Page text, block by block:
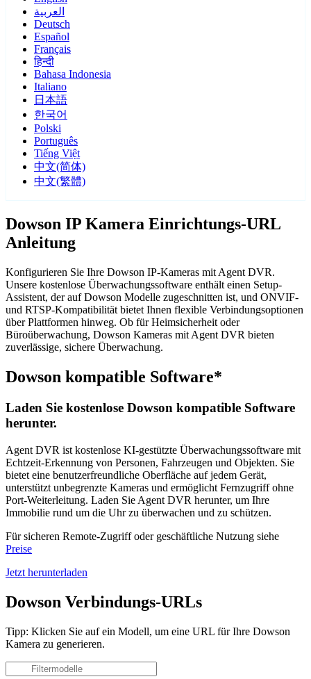
العربية
Deutsch
Español
Français
हिन्दी
Bahasa Indonesia
Italiano
日本語
한국어
Polski
Português
Tiếng Việt
中文(简体)
中文(繁體)
Dowson IP Kamera Einrichtungs-URL
Anleitung
Konfigurieren Sie Ihre Dowson IP-Kameras mit Agent DVR.
Unsere kostenlose Überwachungssoftware enthält einen Setup-
Assistent, der auf Dowson Modelle zugeschnitten ist, und ONVIF-
und RTSP-Kompatibilität bietet Ihnen flexible Verbindungsoptionen
über Plattformen hinweg. Ob für Heimsicherheit oder
Büroüberwachung, Dowson Kameras mit Agent DVR bieten
zuverlässige, sichere Überwachung.
Dowson kompatible Software*
Laden Sie kostenlose Dowson kompatible Software
herunter.
Agent DVR ist kostenlose KI-gestützte Überwachungssoftware mit
Echtzeit-Erkennung von Personen, Fahrzeugen und Objekten. Sie
bietet eine benutzerfreundliche Oberfläche auf jedem Gerät,
unterstützt unbegrenzte Kameras und ermöglicht Fernzugriff ohne
Port-Weiterleitung. Laden Sie Agent DVR herunter, um Ihre
Immobilie rund um die Uhr zu überwachen und zu schützen.
Für sicheren Remote-Zugriff oder geschäftliche Nutzung siehe
Preise
Jetzt herunterladen
Dowson Verbindungs-URLs
Tipp: Klicken Sie auf ein Modell, um eine URL für Ihre Dowson
Kamera zu generieren.